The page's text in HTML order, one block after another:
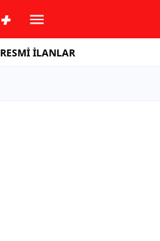
RESMİ İLANLAR